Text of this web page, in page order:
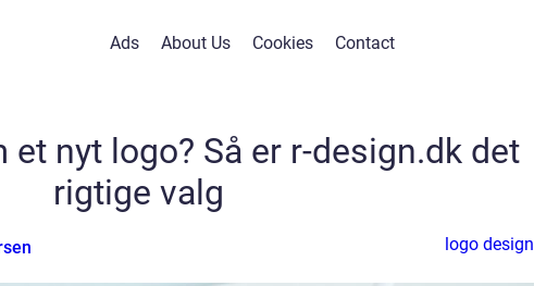
Ads About Us Cookies Contact
et nyt logo? Så er r-design.dk det
rigtige valg
logo design